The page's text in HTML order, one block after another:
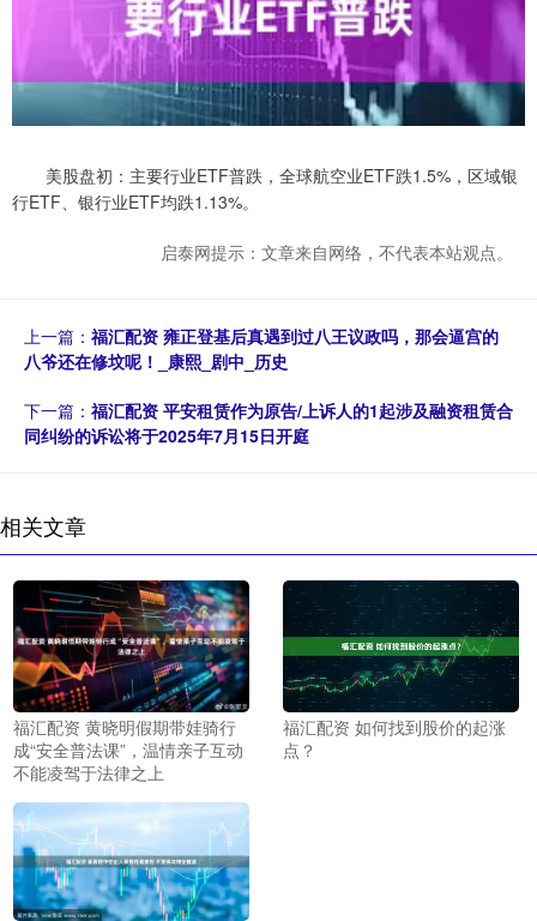
美股盘初：主要行业ETF普跌，全球航空业ETF跌1.5%，区域银
行ETF、银行业ETF均跌1.13%。
启泰网提示：文章来自网络，不代表本站观点。
上一篇： 福汇配资 雍正登基后真遇到过八王议政吗，那会逼宫的
八爷还在修坟呢！_康熙_剧中_历史
下一篇： 福汇配资 平安租赁作为原告/上诉人的1起涉及融资租赁合
同纠纷的诉讼将于2025年7月15日开庭
相关文章
福汇配资 黄晓明假期带娃骑行
成“安全普法课”，温情亲子互动
不能凌驾于法律之上
福汇配资 如何找到股价的起涨
点？